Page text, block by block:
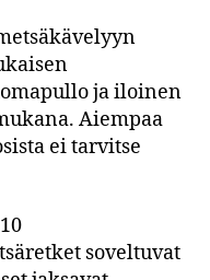
ja iloinen
Aiempaa
ei tarvitse
soveltuvat